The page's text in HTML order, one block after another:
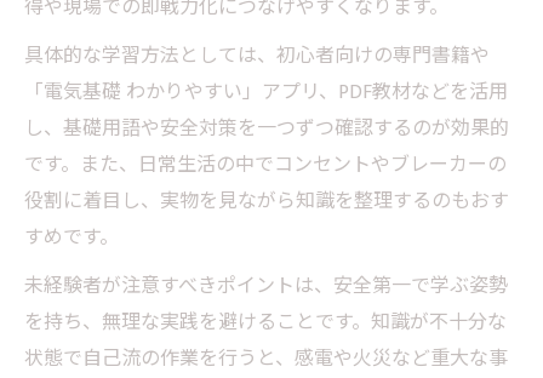
得や現場での即戦力化につなげやすくなります。
具体的な学習方法としては、初心者向けの専門書籍や
「電気基礎 わかりやすい」アプリ、PDF教材などを活用
し、基礎用語や安全対策を一つずつ確認するのが効果的
です。また、日常生活の中でコンセントやブレーカーの
役割に着目し、実物を見ながら知識を整理するのもおす
すめです。
未経験者が注意すべきポイントは、安全第一で学ぶ姿勢
を持ち、無理な実践を避けることです。知識が不十分な
状態で自己流の作業を行うと、感電や火災など重大な事